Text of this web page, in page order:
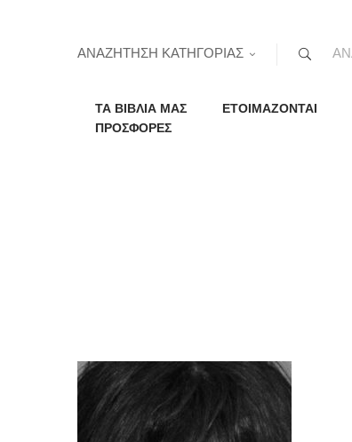
ΑΝΑΖΗΤΗΣΗ ΚΑΤΗΓΟΡΙΑΣ
ΤΑ ΒΙΒΛΙΑ ΜΑΣ ΕΤΟΙΜΑΖΟΝΤΑΙ
ΠΡΟΣΦΟΡΕΣ